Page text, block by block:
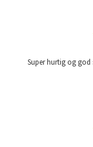
Super hurtig og god